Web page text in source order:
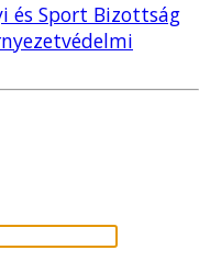
és Sport Bizottság